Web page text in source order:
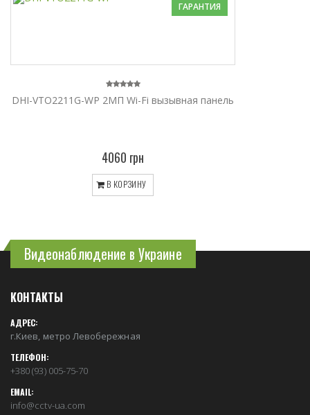
ГАРАНТИЯ
DHI-VTO2211G-WP 2МП Wi-Fi вызывная панель
4060 грн
В КОРЗИНУ
Видеонаблюдение в Украине
КОНТАКТЫ
АДРЕС:
г.Киев, метро Левобережная
ТЕЛЕФОН:
+380 (93) 005-75-70
EMAIL:
info@cctv-ua.com